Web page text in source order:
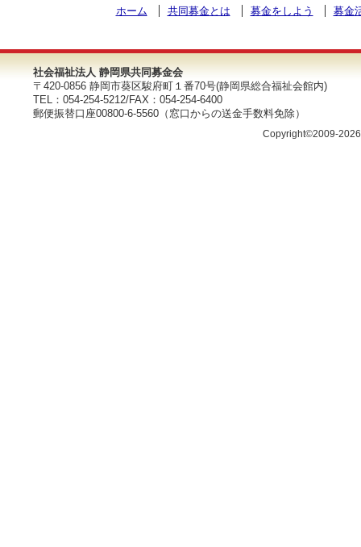
ホーム 共同募金とは 募金をしよう 募金
社会福祉法人 静岡県共同募金会
〒420-0856 静岡市葵区駿府町１番70号(静岡県総合福祉会館内)
TEL：054-254-5212/FAX：054-254-6400
郵便振替口座00800-6-5560（窓口からの送金手数料免除）
Copyright©2009-